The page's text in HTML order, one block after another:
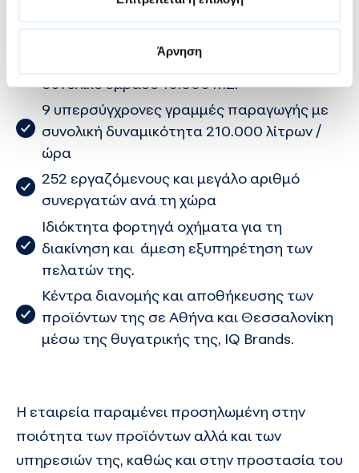
Άρνηση
injection σε δύο χώρους παραγωγής με
συνολικό εμβαδό 10.000 m2.
9 υπερσύγχρονες γραμμές παραγωγής με
συνολική δυναμικότητα 210.000 λίτρων /
ώρα
252 εργαζόμενους και μεγάλο αριθμό
συνεργατών ανά τη χώρα
Ιδιόκτητα φορτηγά οχήματα για τη
διακίνηση και άμεση εξυπηρέτηση των
πελατών της.
Κέντρα διανομής και αποθήκευσης των
προϊόντων της σε Αθήνα και Θεσσαλονίκη
μέσω της θυγατρικής της, IQ Brands.
Η εταιρεία παραμένει προσηλωμένη στην
ποιότητα των προϊόντων αλλά και των
υπηρεσιών της, καθώς και στην προστασία του